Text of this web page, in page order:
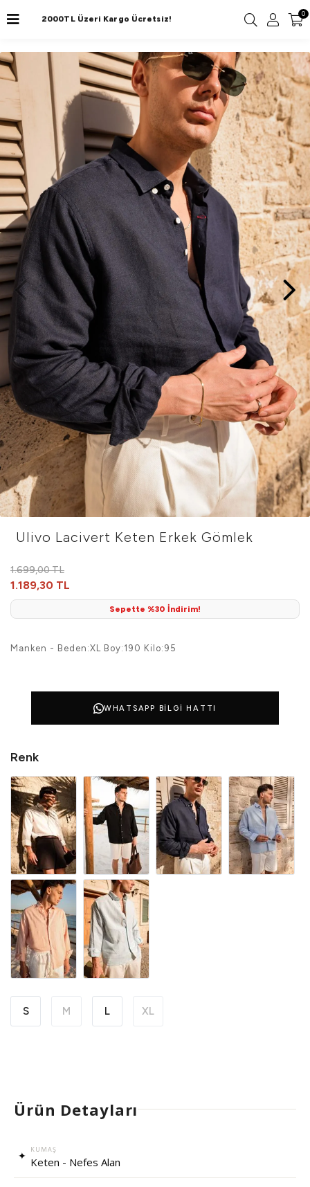
2000TL Üzeri Kargo Ücretsiz!
0
Ulivo Lacivert Keten Erkek Gömlek
1.699,00 TL
1.189,30 TL
Sepette %30 İndirim!
Manken - Beden:XL Boy:190 Kilo:95
WHATSAPP BILGI HATTI
Renk
S M L XL
Ürün Detayları
✦ KUMAŞ
Keten - Nefes Alan